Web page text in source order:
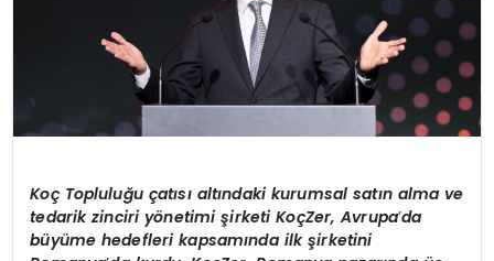
Koç Topluluğu çatısı altındaki kurumsal satın alma ve
tedarik zinciri yönetimişirketi KoçZer, Avrupa’da
büyüme hedefleri kapsamında ilkşirketini